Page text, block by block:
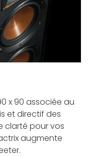
x 90 associée au
et directif des
clarté pour vos
augmente